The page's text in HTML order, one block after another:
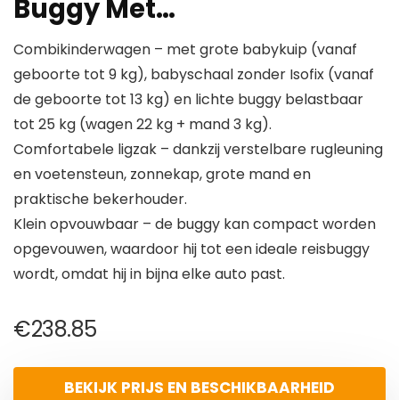
Buggy Met…
Combikinderwagen – met grote babykuip (vanaf
geboorte tot 9 kg), babyschaal zonder Isofix (vanaf
de geboorte tot 13 kg) en lichte buggy belastbaar
tot 25 kg (wagen 22 kg + mand 3 kg).
Comfortabele ligzak – dankzij verstelbare rugleuning
en voetensteun, zonnekap, grote mand en
praktische bekerhouder.
Klein opvouwbaar – de buggy kan compact worden
opgevouwen, waardoor hij tot een ideale reisbuggy
wordt, omdat hij in bijna elke auto past.
€238.85
BEKIJK PRIJS EN BESCHIKBAARHEID